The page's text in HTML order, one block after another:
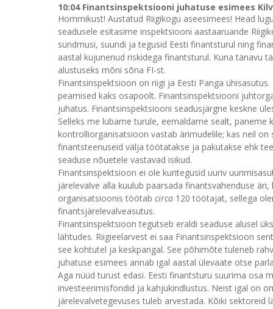
10:04 Finantsinspektsiooni juhatuse esimees
Hommikust! Austatud Riigikogu aseesimees! Head
seadusele esitasime inspektsiooni aastaaruande
sündmusi, suundi ja tegusid Eesti finantsturul ning
aastal kujunenud riskidega finantsturul. Kuna tänavu
alustuseks mõni sõna FI-st.
Finantsinspektsioon on riigi ja Eesti Panga
peamised kaks osapoolt. Finantsinspektsiooni
juhatus. Finantsinspektsiooni seadusjärgne keskne
Selleks me lubame turule, eemaldame sealt,
kontrolliorganisatsioon vastab ärimudelile; kas neil
finantsteenuseid välja töötatakse ja pakutakse ehk
seaduse nõuetele vastavad isikud.
Finantsinspektsioon ei ole kuritegusid uuriv
järelevalve alla kuulub paarsada finantsvahenduse
organisatsioonis töötab circa 120 töötajat, sellega
finantsjärelevalveasutus.
Finantsinspektsioon tegutseb eraldi seaduse alusel
lähtudes. Riigieelarvest ei saa Finantsinspektsioon
see kohtutel ja keskpangal. See põhimõte tuleneb
juhatuse esimees annab igal aastal ülevaate otse
Aga nüüd turust edasi. Eesti finantsturu suurima osa
investeerimisfondid ja kahjukindlustus. Neist igal on
järelevalvetegevuses tuleb arvestada. Kõiki